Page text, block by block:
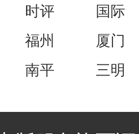
时评
国际
福州
厦门
南平 三明